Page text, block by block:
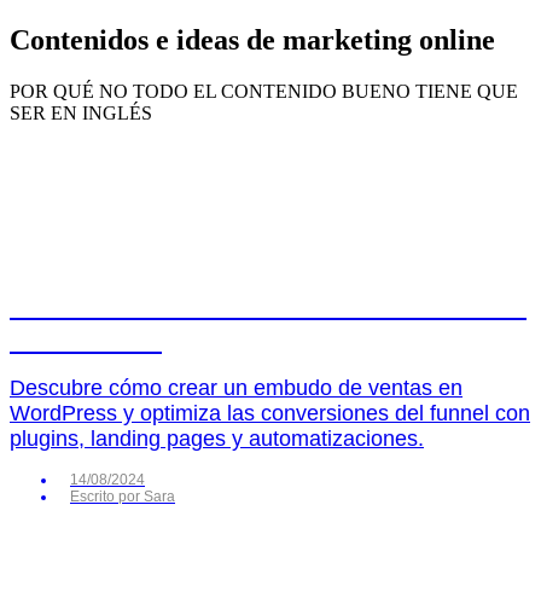
Contenidos e ideas de marketing online
POR QUÉ NO TODO EL CONTENIDO BUENO TIENE QUE
SER EN INGLÉS
Descubre cómo crear un embudo de ventas en
WordPress y optimiza las conversiones del funnel con
plugins, landing pages y automatizaciones.
14/08/2024
Escrito por Sara